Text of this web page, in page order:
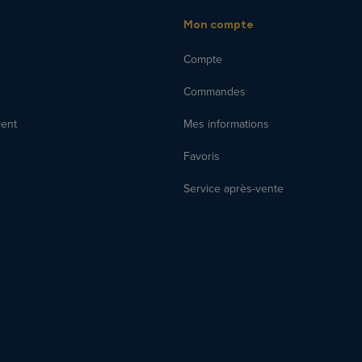
Mon compte
Compte
Commandes
Mes informations
Favoris
Service après-vente